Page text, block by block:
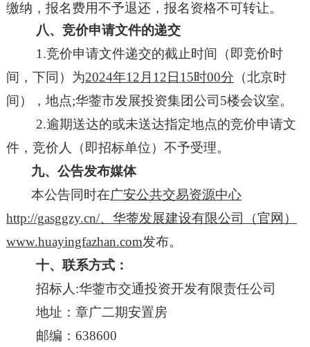
缴纳，报名费用不予退还，报名资格不可转让。
八、 竞价申请文件的递交
1.竞价申请文件递交的截止时间（即竞价时
间，下同） 为2024年12 月 12 日 15时00分 （北京时
间），地点;华蓥市发展投资集团公司5楼会议室。
2.逾期送达的或未送达指定地点的竞价申请文
件，竞价人（即招标单位）不予受理。
九、 公告发布媒体
本公告同时在广安公共交易资源中心
http://gasggzy.cn/、 华蓥发展建设有限公司
（官网）
www.huayingfazhan.com发布。
十、 联系方式：
招标人 :华蓥市交通投资开发有限责任公司
地址： 章广二期安置房
邮编： 638600